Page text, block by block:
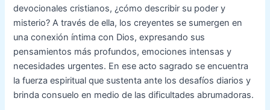
devocionales cristianos, ¿cómo describir su poder y
misterio? A través de ella, los creyentes se sumergen en
una conexión íntima con Dios, expresando sus
pensamientos más profundos, emociones intensas y
necesidades urgentes. En ese acto sagrado se encuentra
la fuerza espiritual que sustenta ante los desafíos diarios y
brinda consuelo en medio de las dificultades abrumadoras.